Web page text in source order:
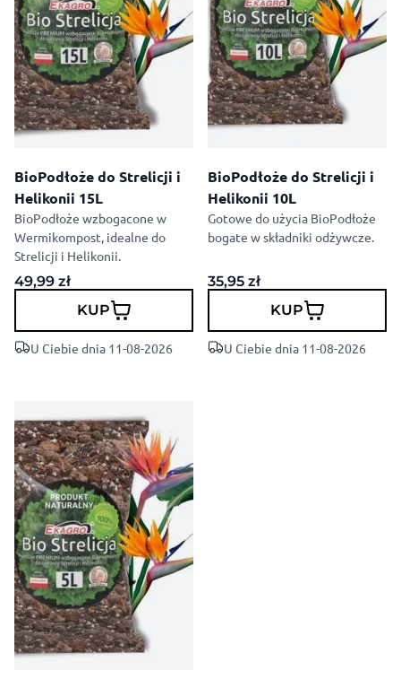
BioPodłoże do Strelicji i
Helikonii 15L
BioPodłoże wzbogacone w
Wermikompost, idealne do
Strelicji i Helikonii.
49,99 zł
KUP
U Ciebie dnia 11-08-2026
BioPodłoże do Strelicji i
Helikonii 10L
Gotowe do użycia BioPodłoże
bogate w składniki odżywcze.
35,95 zł
KUP
U Ciebie dnia 11-08-2026